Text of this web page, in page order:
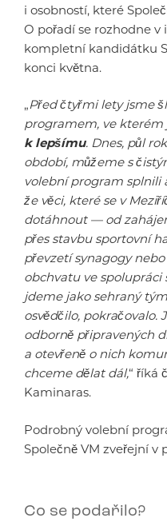
i osobností, které
O pořadí se rozhodne
kompletní kandidátku
konci května.
„Před čtyřmi lety jsme
programem, ve
k lepšímu. Dnes, půl
období, můžeme s
volební program splnili
že věci, které se v
dotáhnout — od
přes stavbu sportovní
převzetí synagogy
obchvatu ve spolupráci
jdeme jako sehraný
osvědčilo, pokračovalo.
odborně připravených
a otevřeně o nich
chceme dělat dál,“ říká
Kaminaras.
Podrobný volební
Společně VM zveřejní v
Co se podařilo?